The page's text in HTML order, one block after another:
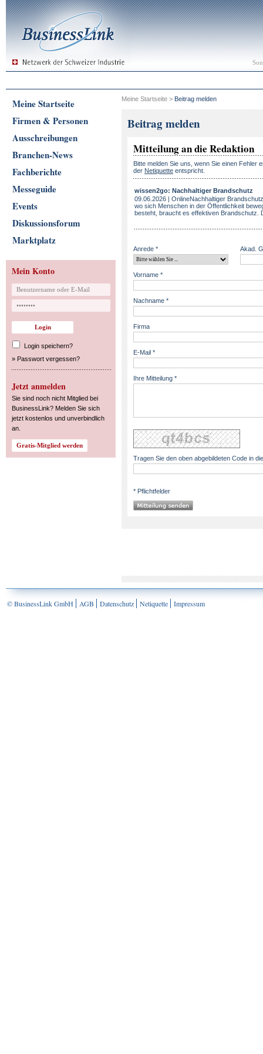
Meine Startseite
Firmen & Personen
Ausschreibungen
Branchen-News
Fachberichte
Messeguide
Events
Diskussionsforum
Marktplatz
Mein Konto
Login speichern?
» Passwort vergessen?
Jetzt anmelden
Sie sind noch nicht Mitglied bei
BusinessLink? Melden Sie sich
jetzt kostenlos und unverbindlich
an.
Meine Startseite > Beitrag melden
Beitrag melden
Mitteilung an die Redaktion
Bitte melden Sie uns, wenn Sie einen Fehler
der Netiquette entspricht.
wissen2go: Nachhaltiger Brandschutz
09.06.2026 | OnlineNachhaltiger
wo sich Menschen in der Öffentlichkeit
besteht, braucht es effektiven Brandschutz.
Anrede * Akad.
Vorname *
Nachname *
Firma
E-Mail *
Ihre Mitteilung *
Tragen Sie den oben abgebildeten Code in
* Pflichtfelder
© BusinessLink GmbH AGB Datenschutz Netiquette Impressum